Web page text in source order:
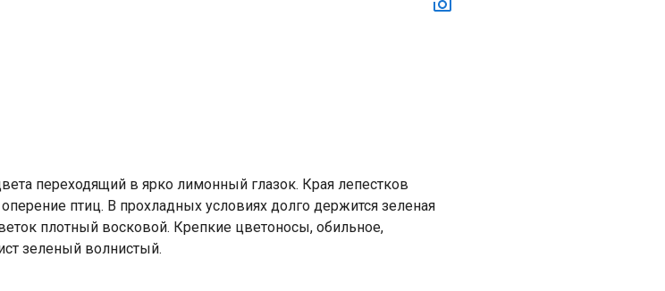
переходящий в ярко лимонный глазок. Края лепестков
птиц. В прохладных условиях долго держится зеленая
плотный восковой. Крепкие цветоносы, обильное,
зеленый волнистый.